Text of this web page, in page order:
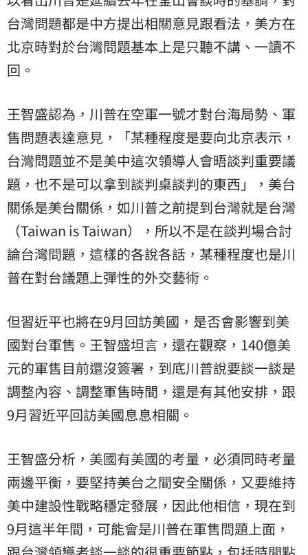
台灣問題都是中方提出相關意見跟看法，美方在
北京時對於台灣問題基本上是只聽不講、一讀不
回。
王智盛認為，川普在空軍一號才對台海局勢、軍
售問題表達意見，「某種程度是要向北京表示，
台灣問題並不是美中這次領導人會晤談判重要議
題，也不是可以拿到談判桌談判的東西」，美台
關係是美台關係，如川普之前提到台灣就是台灣
（Taiwan is Taiwan），所以不是在談判場合討
論台灣問題，這樣的各說各話，某種程度也是川
普在對台議題上彈性的外交藝術。
但習近平也將在9月回訪美國，是否會影響到美
國對台軍售。王智盛坦言，還在觀察，140億美
元的軍售目前還沒簽署，到底川普說要談一談是
調整內容、調整軍售時間，還是有其他安排，跟
9月習近平回訪美國息息相關。
王智盛分析，美國有美國的考量，必須同時考量
兩邊平衡，要堅持美台之間安全關係，又要維持
美中建設性戰略穩定發展，因此他相信，現在到
9月這半年間，可能會是川普在軍售問題上面，